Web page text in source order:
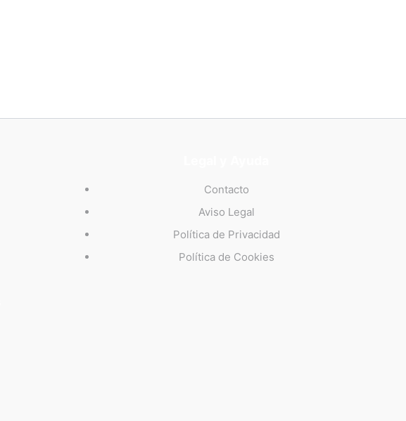
Contacto
Aviso Legal
Política de Privacidad
Política de Cookies